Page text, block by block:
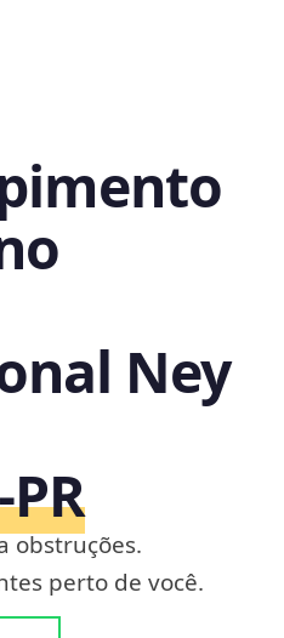
Ney
obstruções.
perto de você.